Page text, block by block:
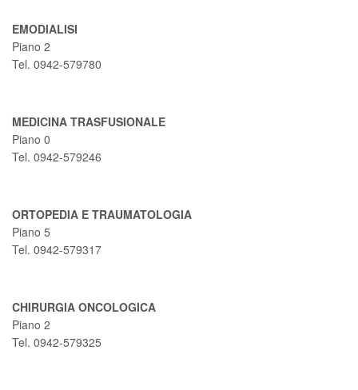
EMODIALISI
Piano 2
Tel. 0942-579780
MEDICINA TRASFUSIONALE
Piano 0
Tel. 0942-579246
ORTOPEDIA E TRAUMATOLOGIA
Piano 5
Tel. 0942-579317
CHIRURGIA ONCOLOGICA
Piano 2
Tel. 0942-579325